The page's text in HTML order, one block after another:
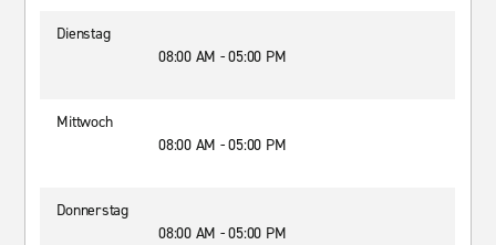
Dienstag
08:00 AM - 05:00 PM
Mittwoch
08:00 AM - 05:00 PM
Donnerstag
08:00 AM - 05:00 PM